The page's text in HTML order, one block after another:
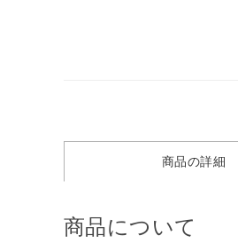
商品の詳細
商品について